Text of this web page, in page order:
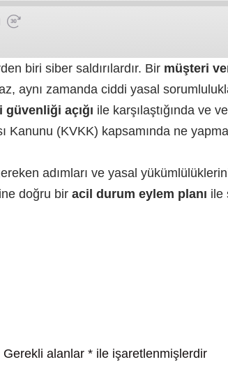
biri siber saldırılardır. Bir müşteri
aynı zamanda ciddi yasal
güvenliği açığı ile karşılaştığında ve
Kanunu (KVKK) kapsamında ne
adımları ve yasal
doğru bir acil durum eylem planı ile
Gerekli alanlar * ile işaretlenmişlerdir